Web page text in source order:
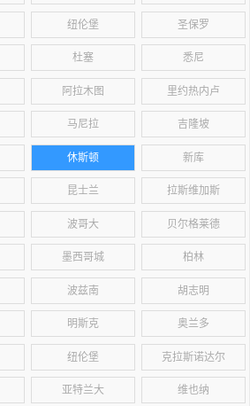
纽伦堡 圣保罗
杜塞 悉尼
阿拉木图 里约热内卢
马尼拉 吉隆坡
休斯顿 新库
昆士兰 拉斯维加斯
波哥大 贝尔格莱德
墨西哥城 柏林
波兹南 胡志明
明斯克 奥兰多
纽伦堡 克拉斯诺达尔
亚特兰大 维也纳